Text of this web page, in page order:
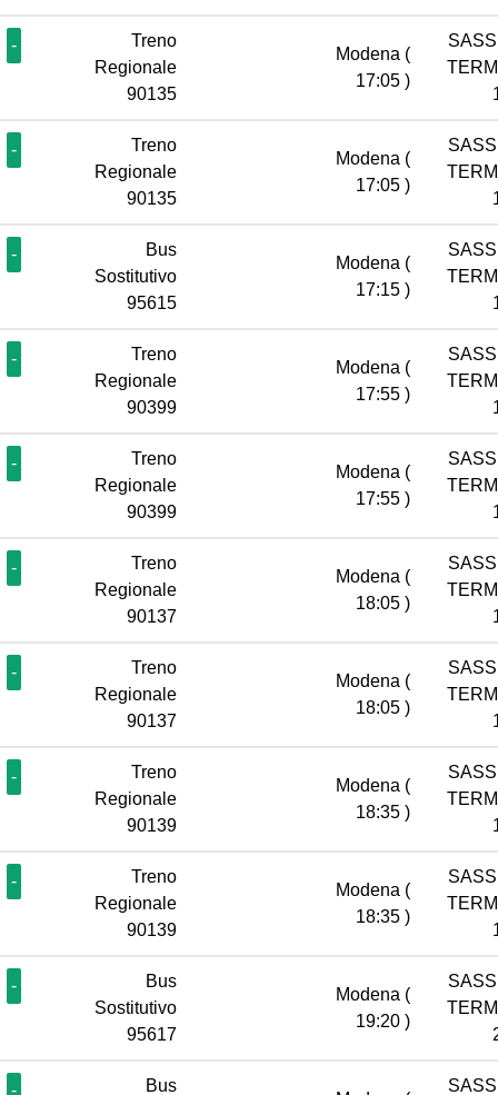
-
Treno
Regionale
90135
Modena (
17:05 )
-
Treno
Regionale
90135
Modena (
17:05 )
-
Bus
Sostitutivo
95615
Modena (
17:15 )
-
Treno
Regionale
90399
Modena (
17:55 )
-
Treno
Regionale
90399
Modena (
17:55 )
-
Treno
Regionale
90137
Modena (
18:05 )
-
Treno
Regionale
90137
Modena (
18:05 )
-
Treno
Regionale
90139
Modena (
18:35 )
-
Treno
Regionale
90139
Modena (
18:35 )
-
Bus
Sostitutivo
95617
Modena (
19:20 )
- Bus